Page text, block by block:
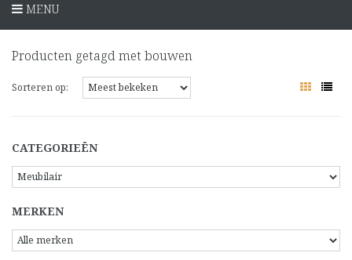
MENU
Producten getagd met bouwen
Sorteren op:
CATEGORIEËN
MERKEN